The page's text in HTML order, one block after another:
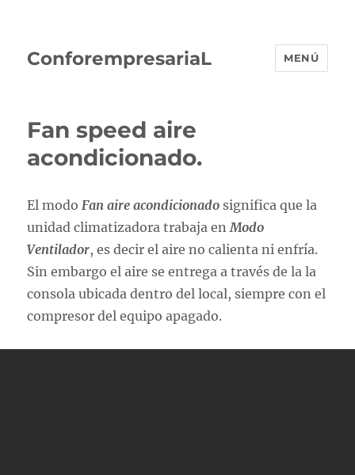
ConforempresariaL MENÚ
Fan speed aire
acondicionado.
El modoFan aire acondicionado significa que la
unidad climatizadora trabaja enModo
Ventilador, es decir el aire no calienta ni enfría.
Sin embargo el aire se entrega a través de la la
consola ubicada dentro del local, siempre con el
compresor del equipo apagado.